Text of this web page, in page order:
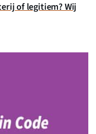
of legitiem? Wij